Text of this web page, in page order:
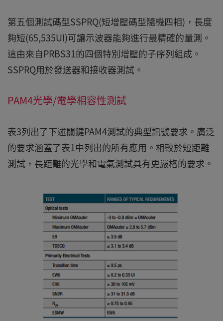
第五個測試碼型SSPRQ(短增壓碼型隨機四相)，長度
夠短(65,535UI)可讓示波器能夠進行最精確的量測。
這由來自PRBS31的四個特別增壓的子序列組成。
SSPRQ用於發送器和接收器測試。
PAM4光學/電學相容性測試
表3列出了下述關鍵PAM4測試的典型訊號要求。廣泛
的要求涵蓋了表1中列出的所有應用。相較於短距離
測試，長距離的光學和電氣測試具有更嚴格的要求。